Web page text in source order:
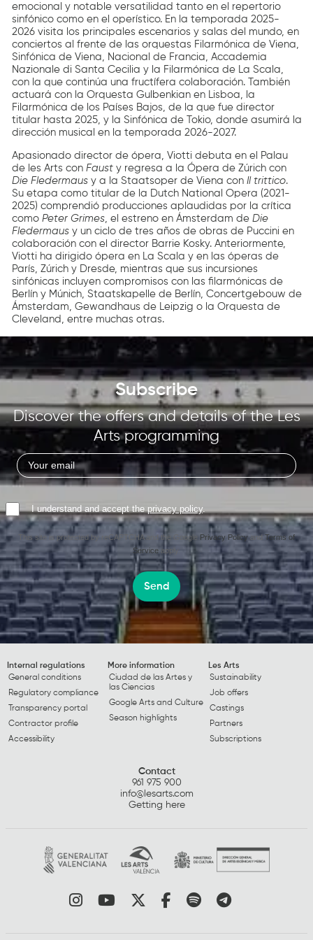
emocional y notable versatilidad tanto en el repertorio
sinfónico como en el operístico. En la temporada 2025-
2026 visita los principales escenarios y salas del mundo, en
conciertos al frente de las orquestas Filarmónica de Viena,
Sinfónica de Viena, Nacional de Francia, Accademia
Nazionale di Santa Cecilia y la Filarmónica de La Scala,
con la que continúa una fructífera colaboración. También
actuará con la Orquesta Gulbenkian en Lisboa, la
Filarmónica de los Países Bajos, de la que fue director
titular hasta 2025, y la Sinfónica de Tokio, donde asumirá la
dirección musical en la temporada 2026-2027.
Apasionado director de ópera, Viotti debuta en el Palau
de les Arts con Fausty regresa a la Ópera de Zúrich con
Die Fledermausy a la Staatsoper de Viena con Il trittico.
Su etapa como titular de la Dutch National Opera (2021-
2025) comprendió producciones aplaudidas por la crítica
como Peter Grimes, el estreno en Ámsterdam de Die
Fledermausy un ciclo de tres años de obras de Puccini en
colaboración con el director Barrie Kosky. Anteriormente,
Viotti ha dirigido ópera en La Scala y en las óperas de
París, Zúrich y Dresde, mientras que sus incursiones
sinfónicas incluyen compromisos con las filarmónicas de
Berlín y Múnich, Staatskapelle de Berlín, Concertgebouw de
Ámsterdam, Gewandhaus de Leipzig o la Orquesta de
Cleveland, entre muchas otras.
Subscribe
Discover the offers and details of the Les
Arts programming
I understand and accept theprivacy policy.
This site is protected by reCAPTCHA and the Google Privacy PolicyandTerms of
Service apply.
Send
Internal regulations
General conditions
Regulatory compliance
Transparency portal
Contractor profile
Accessibility
More information
Ciudad de las Artes y
las Ciencias
Google Arts and Culture
Season highlights
Les Arts
Sustainability
Job offers
Castings
Partners
Subscriptions
Contact
961 975 900
info@lesarts.com
Getting here
Link to instagram
Link to youtube
Link to twitter
Link to facebook
Link to spotify
Link to